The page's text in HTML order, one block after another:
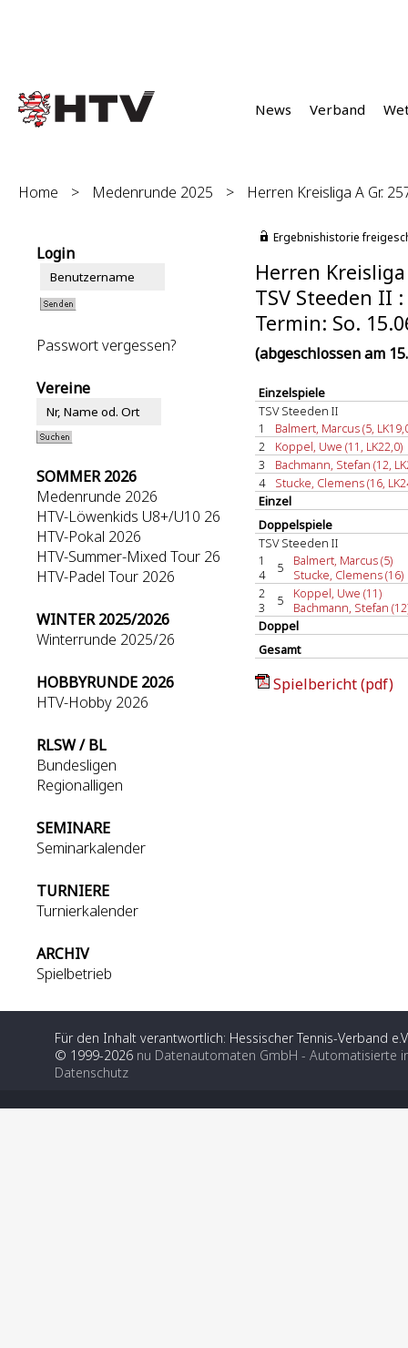
News Verband
Home > Medenrunde 2025 > Herren Kreisliga A Gr.
Login
Passwort vergessen?
Vereine
SOMMER 2026
Medenrunde 2026
HTV-Löwenkids U8+/U10 26
HTV-Pokal 2026
HTV-Summer-Mixed Tour 26
HTV-Padel Tour 2026
WINTER 2025/2026
Winterrunde 2025/26
HOBBYRUNDE 2026
HTV-Hobby 2026
RLSW / BL
Bundesligen
Regionalligen
SEMINARE
Seminarkalender
TURNIERE
Turnierkalender
ARCHIV
Spielbetrieb
Ergebnishistorie
Herren Kreisliga
TSV Steeden II
Termin: So.
(abgeschlossen am
Einzelspiele
TSV Steeden II
1
Balmert, Marcus (5,
2
Koppel, Uwe (11, LK22,0)
3
Bachmann, Stefan (12,
4
Stucke, Clemens (16,
Einzel
Doppelspiele
TSV Steeden II
1
4
5
Balmert, Marcus (5)
Stucke, Clemens (16)
2
3
5
Koppel, Uwe (11)
Bachmann, Stefan
Doppel
Gesamt
Spielbericht (pdf)
Für den Inhalt verantwortlich: Hessischer Tennis-Verband
© 1999-2026 nu Datenautomaten GmbH - Automatisierte
Datenschutz